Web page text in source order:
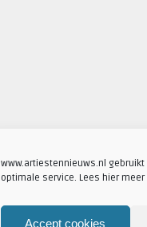
www.artiestennieuws.nl
optimale service. Lees hier
Accept cookies